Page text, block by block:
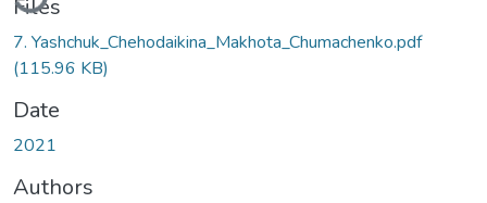
Files
7. Yashchuk_Chehodaikina_Makhota_Chumachenko.pdf
(115.96 KB)
Date
2021
Authors